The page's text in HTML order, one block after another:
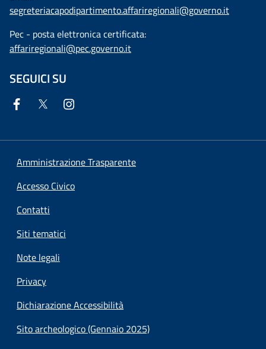
segreteriacapodipartimento.affariregionali@governo.it
Pec - posta elettronica certificata:
affariregionali@pec.governo.it
SEGUICI SU
Amministrazione Trasparente
Accesso Civico
Contatti
Siti tematici
Note legali
Privacy
Dichiarazione Accessibilità
Sito archeologico (Gennaio 2025)